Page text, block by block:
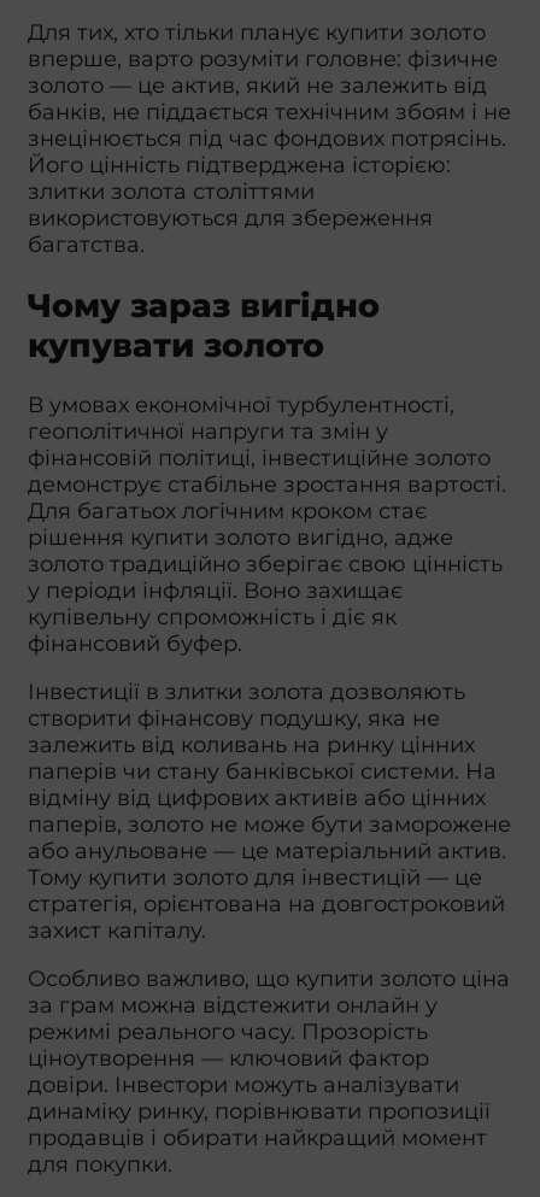
Для тих, хто тільки планує купити золото
вперше, варто розуміти головне: фізичне
золото — це актив, який не залежить від
банків, не піддається технічним збоям і не
знецінюється під час фондових потрясінь.
Його цінність підтверджена історією:
злитки золота століттями
використовуються для збереження
багатства.
Чому зараз вигідно
купувати золото
В умовах економічної турбулентності,
геополітичної напруги та змін у
фінансовій політиці, інвестиційне золото
демонструє стабільне зростання вартості.
Для багатьох логічним кроком стає
рішення купити золото вигідно, адже
золото традиційно зберігає свою цінність
у періоди інфляції. Воно захищає
купівельну спроможність і діє як
фінансовий буфер.
Інвестиції в злитки золота дозволяють
створити фінансову подушку, яка не
залежить від коливань на ринку цінних
паперів чи стану банківської системи. На
відміну від цифрових активів або цінних
паперів, золото не може бути заморожене
або анульоване — це матеріальний актив.
Тому купити золото для інвестицій — це
стратегія, орієнтована на довгостроковий
захист капіталу.
Особливо важливо, що купити золото ціна
за грам можна відстежити онлайн у
режимі реального часу. Прозорість
ціноутворення — ключовий фактор
довіри. Інвестори можуть аналізувати
динаміку ринку, порівнювати пропозиції
продавців і обирати найкращий момент
для покупки.